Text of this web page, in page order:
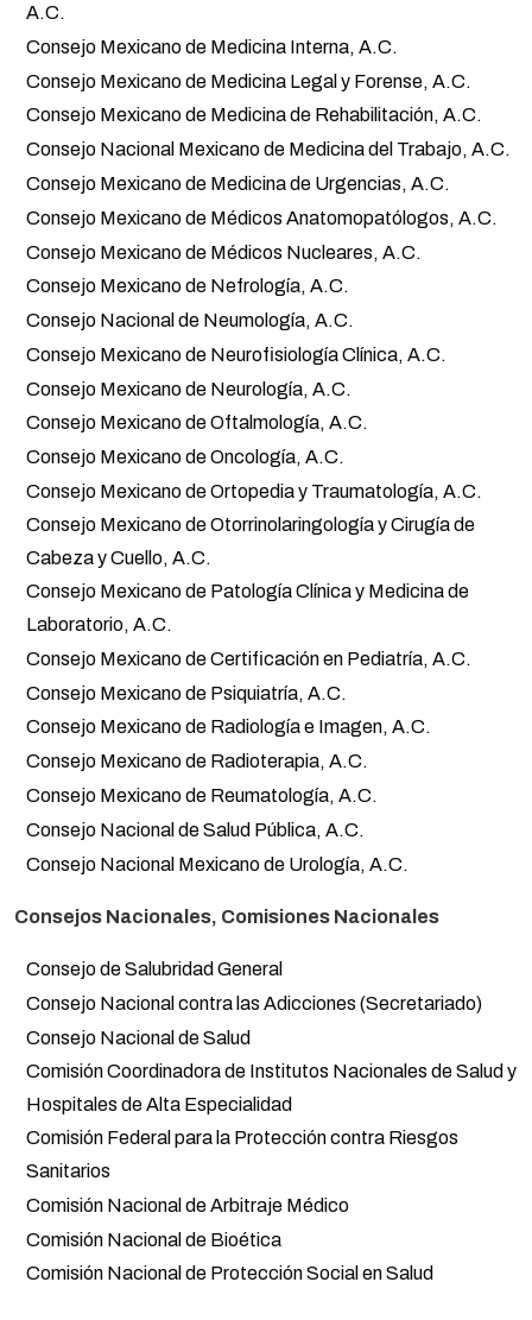
A.C.
Consejo Mexicano de Medicina Interna, A.C.
Consejo Mexicano de Medicina Legal y Forense, A.C.
Consejo Mexicano de Medicina de Rehabilitación, A.C.
Consejo Nacional Mexicano de Medicina del Trabajo, A.C.
Consejo Mexicano de Medicina de Urgencias, A.C.
Consejo Mexicano de Médicos Anatomopatólogos, A.C.
Consejo Mexicano de Médicos Nucleares, A.C.
Consejo Mexicano de Nefrología, A.C.
Consejo Nacional de Neumología, A.C.
Consejo Mexicano de Neurofisiología Clínica, A.C.
Consejo Mexicano de Neurología, A.C.
Consejo Mexicano de Oftalmología, A.C.
Consejo Mexicano de Oncología, A.C.
Consejo Mexicano de Ortopedia y Traumatología, A.C.
Consejo Mexicano de Otorrinolaringología y Cirugía de
Cabeza y Cuello, A.C.
Consejo Mexicano de Patología Clínica y Medicina de
Laboratorio, A.C.
Consejo Mexicano de Certificación en Pediatría, A.C.
Consejo Mexicano de Psiquiatría, A.C.
Consejo Mexicano de Radiología e Imagen, A.C.
Consejo Mexicano de Radioterapia, A.C.
Consejo Mexicano de Reumatología, A.C.
Consejo Nacional de Salud Pública, A.C.
Consejo Nacional Mexicano de Urología, A.C.
Consejos Nacionales, Comisiones Nacionales
Consejo de Salubridad General
Consejo Nacional contra las Adicciones (Secretariado)
Consejo Nacional de Salud
Comisión Coordinadora de Institutos Nacionales de Salud y
Hospitales de Alta Especialidad
Comisión Federal para la Protección contra Riesgos
Sanitarios
Comisión Nacional de Arbitraje Médico
Comisión Nacional de Bioética
Comisión Nacional de Protección Social en Salud